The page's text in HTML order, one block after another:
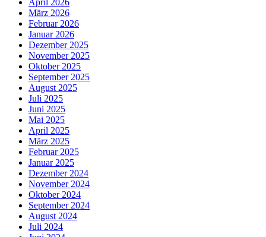
März 2026
Februar 2026
Januar 2026
Dezember 2025
November 2025
Oktober 2025
September 2025
August 2025
Juli 2025
Juni 2025
Mai 2025
April 2025
März 2025
Februar 2025
Januar 2025
Dezember 2024
November 2024
Oktober 2024
September 2024
August 2024
Juli 2024